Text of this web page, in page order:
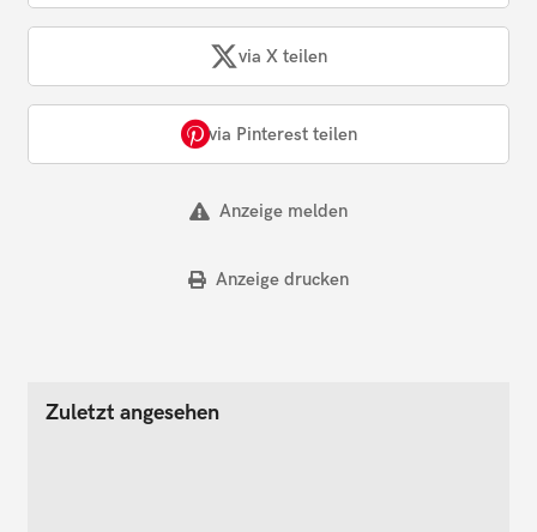
via X teilen
via Pinterest teilen
Anzeige melden
Anzeige drucken
Zuletzt angesehen